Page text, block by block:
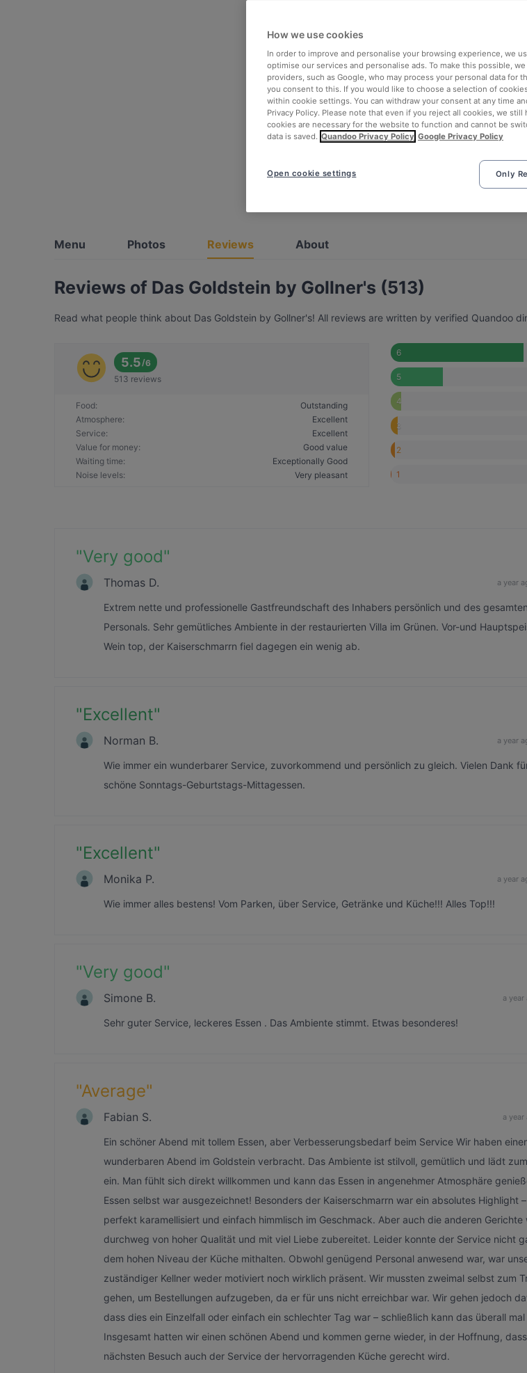
Menu Photos Reviews About
Reviews of Das Goldstein by Gollner's (513)
Read what people think about Das Goldstein by Gollner's! All reviews are written by verified Quandoo
5.5/6
513 reviews
Food:
Outstanding
Atmosphere:
Excellent
Service:
Excellent
Value for money:
Good value
Waiting time:
Exceptionally Good
Noise levels: Very pleasant
6
5
4
3
2
1
"Very good"
Thomas D. a year
Extrem nette und professionelle Gastfreundschaft des Inhabers persönlich und des gesamten
Personals. Sehr gemütliches Ambiente in der restaurierten Villa im Grünen. Vor-und
Wein top, der Kaiserschmarrn fiel dagegen ein wenig ab.
"Excellent"
Norman B. a year
Wie immer ein wunderbarer Service, zuvorkommend und persönlich zu gleich. Vielen Dank
schöne Sonntags-Geburtstags-Mittagessen.
"Excellent"
Monika P. a year
Wie immer alles bestens! Vom Parken, über Service, Getränke und Küche!!! Alles Top!!!
"Very good"
Simone B. a year
Sehr guter Service, leckeres Essen . Das Ambiente stimmt. Etwas besonderes!
"Average"
Fabian S. a year
Ein schöner Abend mit tollem Essen, aber Verbesserungsbedarf beim Service Wir haben
wunderbaren Abend im Goldstein verbracht. Das Ambiente ist stilvoll, gemütlich und lädt
ein. Man fühlt sich direkt willkommen und kann das Essen in angenehmer Atmosphäre
Essen selbst war ausgezeichnet! Besonders der Kaiserschmarrn war ein absolutes Highlight
perfekt karamellisiert und einfach himmlisch im Geschmack. Aber auch die anderen Gerichte
durchweg von hoher Qualität und mit viel Liebe zubereitet. Leider konnte der Service nicht
dem hohen Niveau der Küche mithalten. Obwohl genügend Personal anwesend war, war
zuständiger Kellner weder motiviert noch wirklich präsent. Wir mussten zweimal selbst zum
gehen, um Bestellungen aufzugeben, da er für uns nicht erreichbar war. Wir gehen jedoch
dass dies ein Einzelfall oder einfach ein schlechter Tag war – schließlich kann das überall mal
Insgesamt hatten wir einen schönen Abend und kommen gerne wieder, in der Hoffnung,
nächsten Besuch auch der Service der hervorragenden Küche gerecht wird.
How we use cookies
In order to improve and personalise your browsing experience, we
optimise our services and personalise ads. To make this possible,
providers, such as Google, who may process your personal data for
you consent to this. If you would like to choose a selection of
within cookie settings. You can withdraw your consent at any time
Privacy Policy. Please note that even if you reject all cookies, we
cookies are necessary for the website to function and cannot be
data is saved. Quandoo Privacy Policy Google Privacy Policy
Only
Open cookie settings